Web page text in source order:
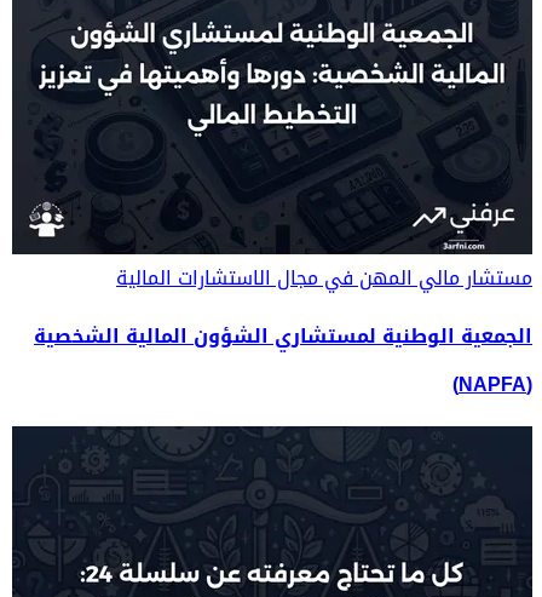
مستشار ماليالمهن في مجال الاستشارات المالية
الجمعية الوطنية لمستشاري الشؤون المالية الشخصية
(NAPFA)